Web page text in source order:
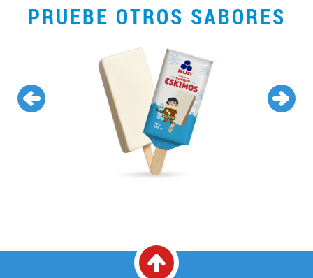
PRUEBE OTROS SABORES